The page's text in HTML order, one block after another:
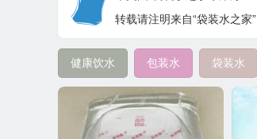
转载请注明来自“袋装水之家”
健康饮水 包装水 袋装水